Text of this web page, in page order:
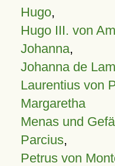
Hugo,
Hugo III. von
Johanna,
Johanna de
Laurentius von
Margaretha
Menas und
Parcius,
Petrus von